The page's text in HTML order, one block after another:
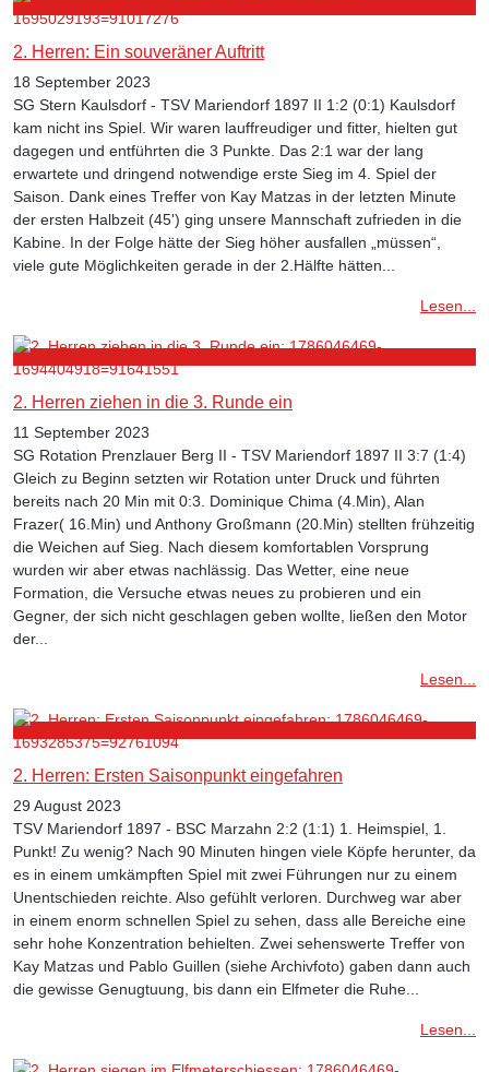
2. Herren: Ein souveräner Auftritt
18 September 2023
SG Stern Kaulsdorf - TSV Mariendorf 1897 II 1:2 (0:1) Kaulsdorf
kam nicht ins Spiel. Wir waren lauffreudiger und fitter, hielten gut
dagegen und entführten die 3 Punkte. Das 2:1 war der lang
erwartete und dringend notwendige erste Sieg im 4. Spiel der
Saison. Dank eines Treffer von Kay Matzas in der letzten Minute
der ersten Halbzeit (45') ging unsere Mannschaft zufrieden in die
Kabine. In der Folge hätte der Sieg höher ausfallen „müssen“,
viele gute Möglichkeiten gerade in der 2.Hälfte hätten...
Lesen...
2. Herren ziehen in die 3. Runde ein
11 September 2023
SG Rotation Prenzlauer Berg II - TSV Mariendorf 1897 II 3:7 (1:4)
Gleich zu Beginn setzten wir Rotation unter Druck und führten
bereits nach 20 Min mit 0:3. Dominique Chima (4.Min), Alan
Frazer( 16.Min) und Anthony Großmann (20.Min) stellten frühzeitig
die Weichen auf Sieg. Nach diesem komfortablen Vorsprung
wurden wir aber etwas nachlässig. Das Wetter, eine neue
Formation, die Versuche etwas neues zu probieren und ein
Gegner, der sich nicht geschlagen geben wollte, ließen den Motor
der...
Lesen...
2. Herren: Ersten Saisonpunkt eingefahren
29 August 2023
TSV Mariendorf 1897 - BSC Marzahn 2:2 (1:1) 1. Heimspiel, 1.
Punkt! Zu wenig? Nach 90 Minuten hingen viele Köpfe herunter, da
es in einem umkämpften Spiel mit zwei Führungen nur zu einem
Unentschieden reichte. Also gefühlt verloren. Durchweg war aber
in einem enorm schnellen Spiel zu sehen, dass alle Bereiche eine
sehr hohe Konzentration behielten. Zwei sehenswerte Treffer von
Kay Matzas und Pablo Guillen (siehe Archivfoto) gaben dann auch
die gewisse Genugtuung, bis dann ein Elfmeter die Ruhe...
Lesen...